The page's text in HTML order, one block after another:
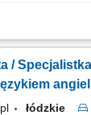
to helping
offices are located
to support
/
łódzkie